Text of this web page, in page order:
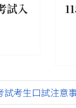
試入
試考生口試注意